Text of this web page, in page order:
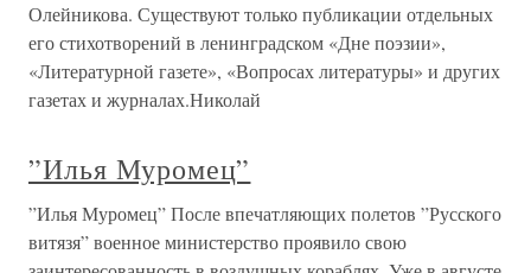
Олейникова. Существуют только публикации отдельных
его стихотворений в ленинградском «Дне поэзии»,
«Литературной газете», «Вопросах литературы» и других
газетах и журналах.Николай
”Илья Муромец”
”Илья Муромец” После впечатляющих полетов ”Русского
витязя” военное министерство проявило свою